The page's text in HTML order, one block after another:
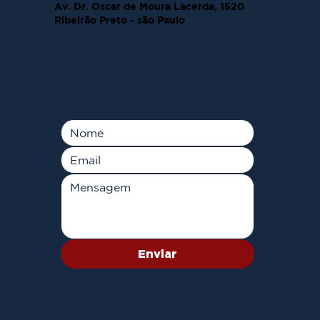
Av. Dr. Oscar de Moura Lacerda, 1520
Ribeirão Preto - são Paulo
Enviar